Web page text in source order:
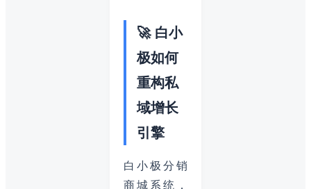
🚀 白小
极如何
重构私
域增长
引擎
白小极分销
商城系统，